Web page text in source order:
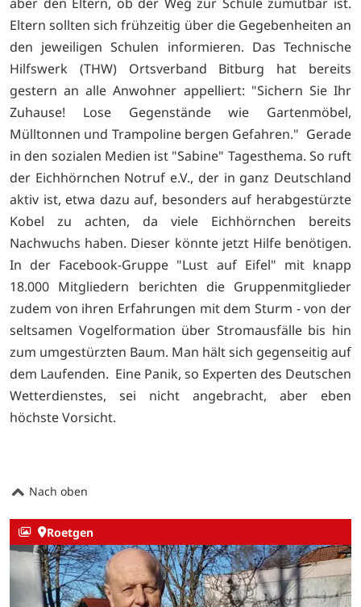
Eltern sollten sich frühzeitig über die Gegebenheiten an
den jeweiligen Schulen informieren. Das Technische
Hilfswerk (THW) Ortsverband Bitburg hat bereits
gestern an alle Anwohner appelliert: "Sichern Sie Ihr
Zuhause! Lose Gegenstände wie Gartenmöbel,
Mülltonnen und Trampoline bergen Gefahren." Gerade
in den sozialen Medien ist "Sabine" Tagesthema. So ruft
der Eichhörnchen Notruf e.V., der in ganz Deutschland
aktiv ist, etwa dazu auf, besonders auf herabgestürzte
Kobel zu achten, da viele Eichhörnchen bereits
Nachwuchs haben. Dieser könnte jetzt Hilfe benötigen.
In der Facebook-Gruppe "Lust auf Eifel" mit knapp
18.000 Mitgliedern berichten die Gruppenmitglieder
zudem von ihren Erfahrungen mit dem Sturm - von der
seltsamen Vogelformation über Stromausfälle bis hin
zum umgestürzten Baum. Man hält sich gegenseitig auf
dem Laufenden. Eine Panik, so Experten des Deutschen
Wetterdienstes, sei nicht angebracht, aber eben
höchste Vorsicht.
Nach oben
Roetgen